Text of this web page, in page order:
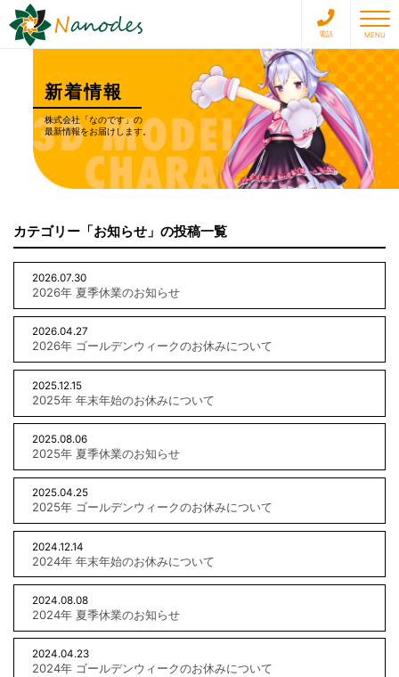
toggle
MENU
電話
新着情報
株式会社「なのです」の
最新情報をお届けします。
カテゴリー「お知らせ」の投稿一覧
2026.07.30
2026年 夏季休業のお知らせ
2026.04.27
2026年 ゴールデンウィークのお休みについて
2025.12.15
2025年 年末年始のお休みについて
2025.08.06
2025年 夏季休業のお知らせ
2025.04.25
2025年 ゴールデンウィークのお休みについて
2024.12.14
2024年 年末年始のお休みについて
2024.08.08
2024年 夏季休業のお知らせ
2024.04.23
2024年 ゴールデンウィークのお休みについて